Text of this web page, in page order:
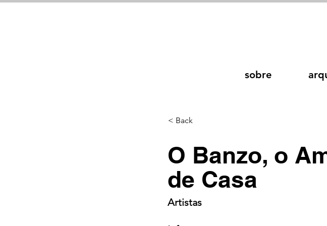
sobre
< Back
O Banzo, o
de Casa
Artistas